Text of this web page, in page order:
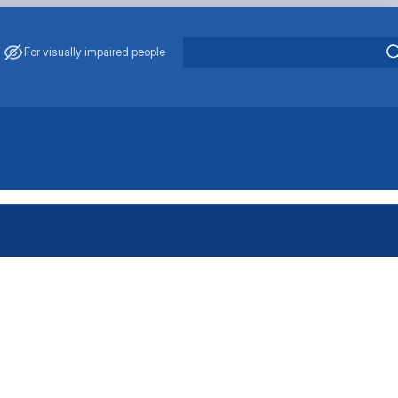
For visually impaired people